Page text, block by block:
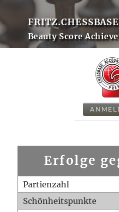
Beauty Score
Erfolge
Partienzahl
Schönheitspunkte